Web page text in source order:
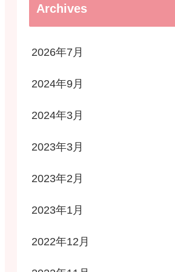
Archives
2026年7月
2024年9月
2024年3月
2023年3月
2023年2月
2023年1月
2022年12月